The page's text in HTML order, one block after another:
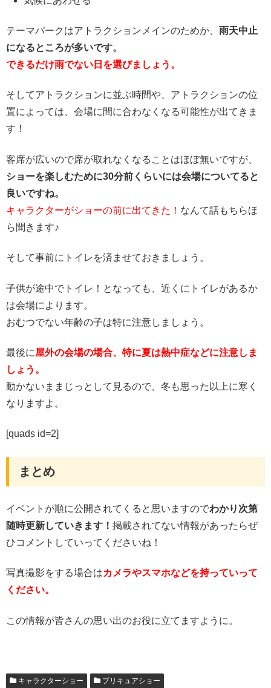
テーマパークはアトラクションメインのためか、 雨天中止
になるところが多いです。
できるだけ雨でない日を選びましょう。
そしてアトラクションに並ぶ時間や、アトラクションの位
置によっては、会場に間に合わなくなる可能性が出てきま
す！
客席が広いので席が取れなくなることはほぼ無いですが、
ショーを楽しむために30分前くらいには会場についてると
良いですね。
キャラクターがショーの前に出てきた！ なんて話もちらほ
ら聞きます♪
そして事前にトイレを済ませておきましょう。
子供が途中でトイレ！となっても、近くにトイレがあるか
は会場によります。
おむつでない年齢の子は特に注意しましょう。
最後に屋外の会場の場合、特に夏は熱中症などに注意しま
しょう。
動かないままじっとして見るので、冬も思った以上に寒く
なりますよ。
[quads id=2]
まとめ
イベントが順に公開されてくると思いますのでわかり次第
随時更新していきます！ 掲載されてない情報があったらぜ
ひコメントしていってくださいね！
写真撮影をする場合はカメラやスマホなどを持っていって
ください。
この情報が皆さんの思い出のお役に立てますように。
キャラクターショー プリキュアショー